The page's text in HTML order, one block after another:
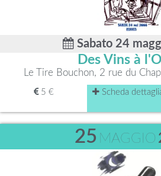
Sabato 24
Des Vins à
Le Tire Bouchon, 2 rue du
5 € Scheda
25 MAGGIO